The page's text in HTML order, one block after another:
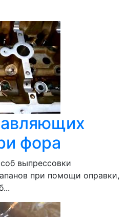
фора
выпрессовки
при помощи оправки,